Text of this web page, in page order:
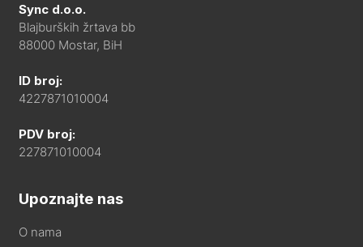
Sync d.o.o.
Blajburških žrtava bb
88000 Mostar, BiH
ID broj:
4227871010004
PDV broj:
227871010004
Upoznajte nas
O nama